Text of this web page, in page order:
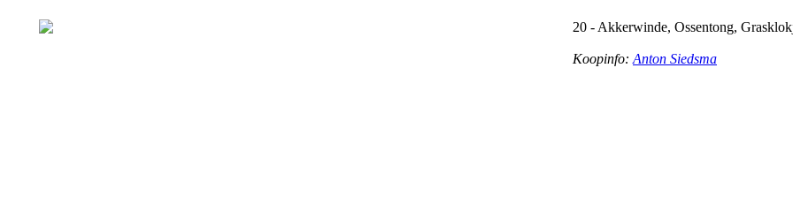
20 - Akkerwinde, Ossentong,
Koopinfo: Anton Siedsma